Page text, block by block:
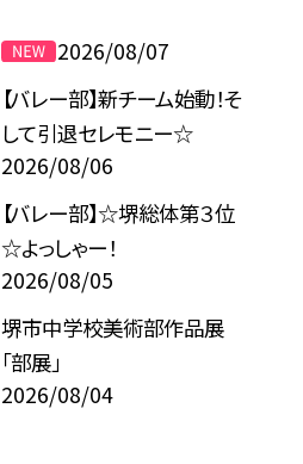
2026/08/07
【バレー部】新チーム始動！そ
して引退セレモニー☆
2026/08/06
【バレー部】☆堺総体第３位
☆よっしゃー！
2026/08/05
堺市中学校美術部作品展
「部展」
2026/08/04